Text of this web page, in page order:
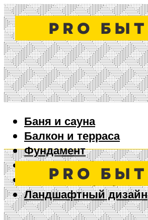
Баня и сауна
Балкон и терраса
Фундамент
Ворота и забор
Дизайн интерьера
Ландшафтный дизайн